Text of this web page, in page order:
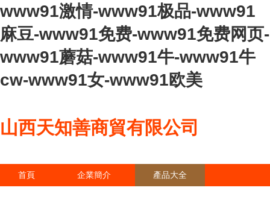
www91激情-www91极品-www91
麻豆-www91免费-www91免费网页-
www91蘑菇-www91牛-www91牛
cw-www91女-www91欧美
山西天知善商貿有限公司
首頁 企業簡介 產品大全